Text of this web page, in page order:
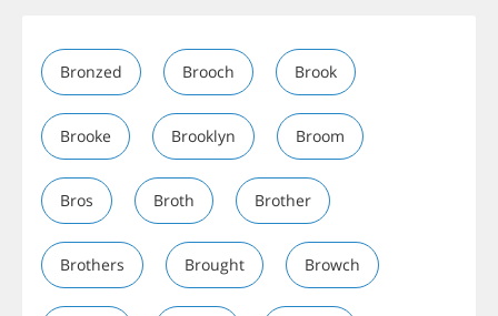
Bronzed Brooch Brook
Brooke Brooklyn Broom
Bros Broth Brother
Brothers Brought Browch